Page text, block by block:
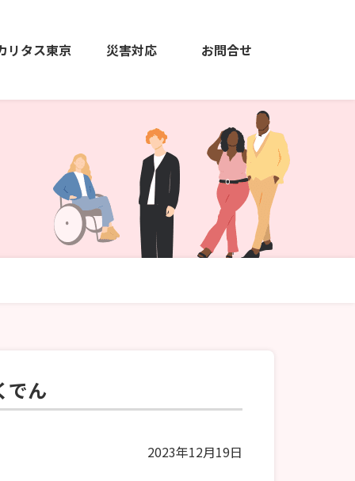
リタス東京 災害対応 お問合せ
でん
2023年12月19日